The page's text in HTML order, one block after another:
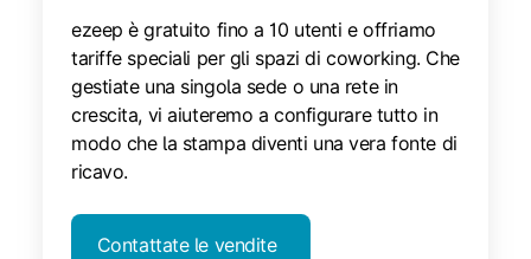
ezeep è gratuito fino a 10 utenti e offriamo
tariffe speciali per gli spazi di coworking. Che
gestiate una singola sede o una rete in
crescita, vi aiuteremo a configurare tutto in
modo che la stampa diventi una vera fonte di
ricavo.
Contattate le vendite